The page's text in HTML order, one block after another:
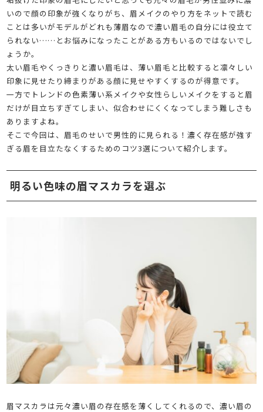
いので顔の印象が強くなりがち、眉メイクのやり方をネットで読む
ことは多いがモデルがどれも薄眉なので濃い眉毛の自分には役立て
られない……とお悩みになったことがある方もいるのではないでし
ょうか。
太い眉毛やくっきりと濃い眉毛は、薄い眉毛と比較すると凛々しい
印象に見せたり締まりがある顔に見せやすくするのが得意です。
一方でトレンドの色素薄い系メイクや女性らしいメイクをすると眉
だけが目立ちすぎてしまい、似合わせにくくなってしまう難しさも
ありますよね。
そこで今回は、眉毛のせいで男性的に見られる！濃く存在感が強す
ぎる眉を目立たなくするためのコツ3選について紹介します。
明るい色味の眉マスカラを選ぶ
眉マスカラは元々濃い眉の存在感を薄くしてくれるので、濃い眉の